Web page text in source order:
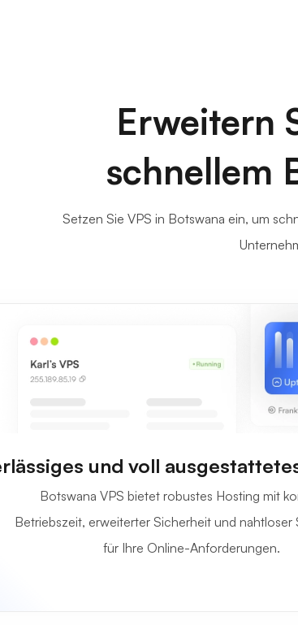
Erweitern
schnellem
Setzen Sie VPS in Botswana ein, um
und voll
Botswana VPS bietet robustes Hosting mit
Betriebszeit, erweiterter Sicherheit und nahtloser
für Ihre Online-Anforderungen.